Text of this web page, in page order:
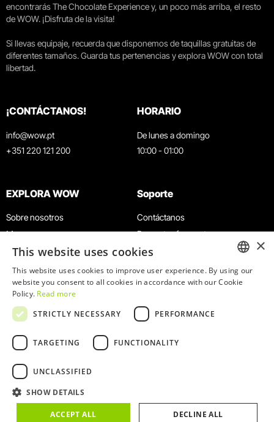
encontrarás The Chocolate Experience y, un poco más arriba, el resto
de WOW. ¡Disfruta de la visita!
Si llevas equipaje, recuerda que disponemos de taquillas gratuitas de
diferentes tamaños. Guarda tus pertenencias y explora WOW con total
libertad.
¡CONTÁCTANOS!
info@wow.pt
+351 220 121 200
HORARIO
De lunes a domingo
10:00 - 01:00
EXPLORA WOW
Sobre nosotros
Museos
Agenda
Noticias
Restaurantes
Tarjeta WOW
Grupos y eventos
Servicio educativo
Soporte
Contáctanos
Preguntas frecuentes
Términos y condiciones
Política de privacidad y cookies
Trabaja con nosotros
Libro de reclamaciones
© 2026
WOW
ENGLISH
×
This website uses cookies
This website uses cookies to improve user experience. By using our
website you consent to all cookies in accordance with our Cookie
Policy. Read more
STRICTLY NECESSARY
PERFORMANCE
TARGETING FUNCTIONALITY
UNCLASSIFIED
SHOW DETAILS
ACCEPT ALL DECLINE ALL